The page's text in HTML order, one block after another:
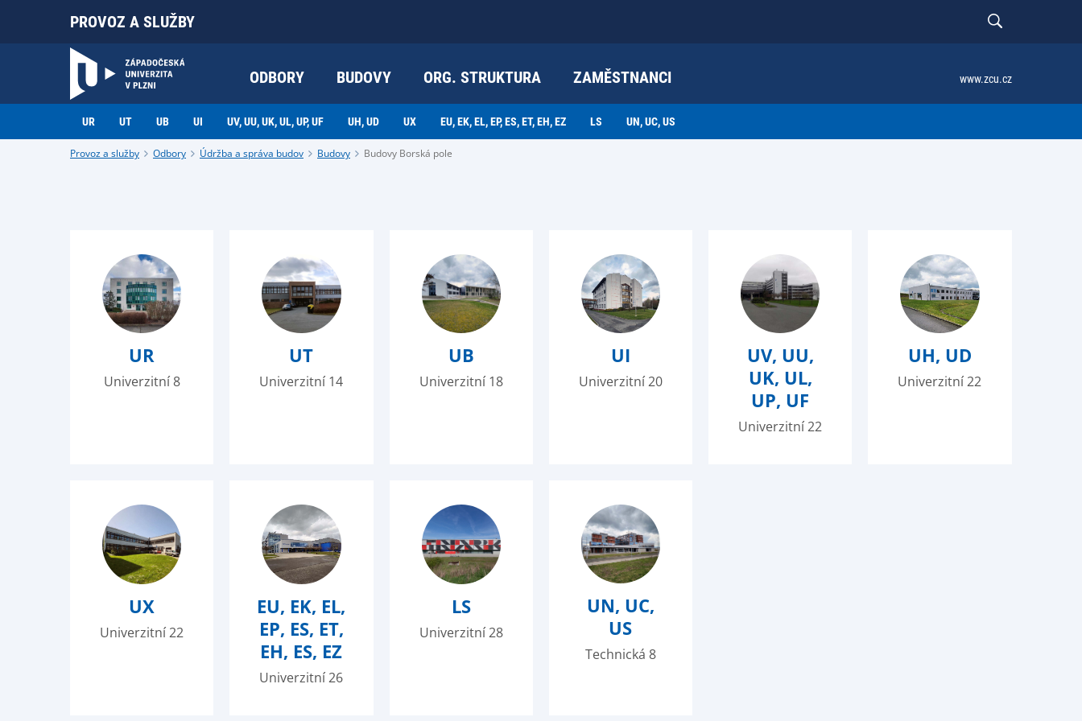
PROVOZ A SLUŽBY
ODBORY BUDOVY ORG. STRUKTURA ZAMĚSTNANCI www.zcu.cz
UR UT UB UI UV, UU, UK, UL, UP, UF UH, UD UX EU, EK, EL, EP, ES, ET, EH, EZ LS UN, UC, US
Provoz a služby Odbory Údržba a správa budov Budovy Budovy Borská pole
UR
Univerzitní 8
UT
Univerzitní 14
UB
Univerzitní 18
UI
Univerzitní 20
UV, UU,
UK, UL,
UP, UF
Univerzitní 22
UH, UD
Univerzitní 22
UX
Univerzitní 22
EU, EK, EL,
EP, ES, ET,
EH, ES, EZ
Univerzitní 26
LS
Univerzitní 28
UN, UC,
US
Technická 8